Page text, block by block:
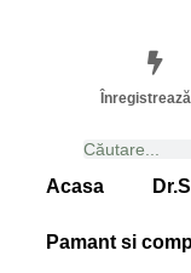
Acasa
Pamant si